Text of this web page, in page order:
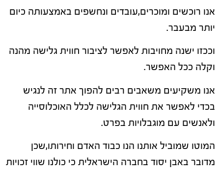
אנו רוכשים ומוכרים,עובדים ונחשפים באמצעותה כיום
יותר מבעבר.
וככזו ישנה מחויבות לאפשר לציבור חווית גלישה מהנה
וקלה ככל האפשר.
אנו משקיעים משאבים רבים להפוך אתר זה לנגיש
בכדי לאפשר את חווית הגלישה לכלל האוכלוסייה
ולאנשים עם מוגבלויות בפרט.
המוטו שמוביל אותנו הנו כבוד האדם וחירותו,שכן
מדובר באבן יסוד בחברה הישראלית כי כולנו שווי זכויות